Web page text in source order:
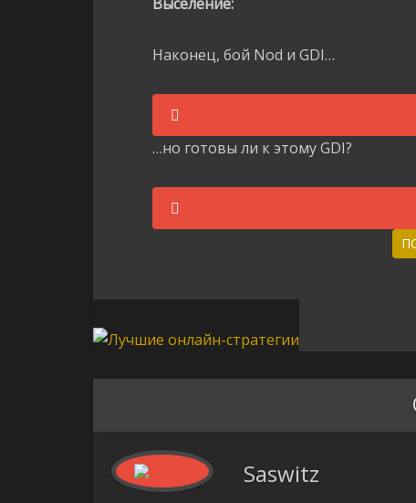
Наконец, бой Nod и GDI…
…но готовы ли к этому GDI?
Saswitz